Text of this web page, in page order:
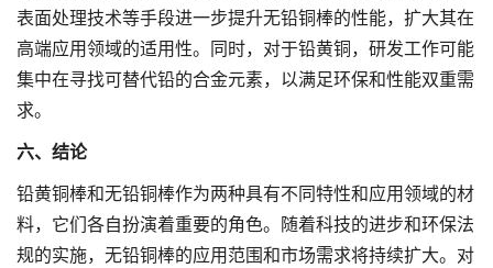
表面处理技术等手段进一步提升无铅铜棒的性能，扩大其在
高端应用领域的适用性。同时，对于铅黄铜，研发工作可能
集中在寻找可替代铅的合金元素，以满足环保和性能双重需
求。
六、结论
铅黄铜棒和无铅铜棒作为两种具有不同特性和应用领域的材
料，它们各自扮演着重要的角色。随着科技的进步和环保法
规的实施，无铅铜棒的应用范围和市场需求将持续扩大。对